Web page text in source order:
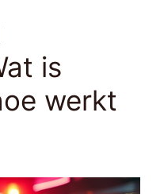
is
werkt